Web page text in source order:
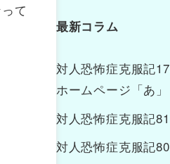
て
最新コラム
対人恐怖症克服記
ホームページ「あ」
対人恐怖症克服記
対人恐怖症克服記